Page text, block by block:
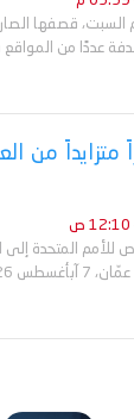
قصفها
عددًا من المواقع
متزايداً من
المتحدة إلى